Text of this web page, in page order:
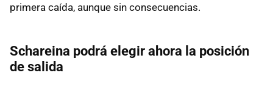
primera caída, aunque sin consecuencias.
Schareina podrá elegir ahora la posición
de salida